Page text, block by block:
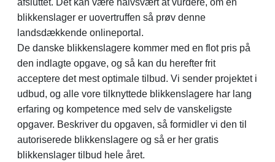
blikkenslager er uovertruffen så prøv denne
landsdækkende onlineportal.
De danske blikkenslagere kommer med en flot pris på
den indlagte opgave, og så kan du herefter frit
acceptere det mest optimale tilbud. Vi sender projektet i
udbud, og alle vore tilknyttede blikkenslagere har lang
erfaring og kompetence med selv de vanskeligste
opgaver. Beskriver du opgaven, så formidler vi den til
autoriserede blikkenslagere og så er her gratis
blikkenslager tilbud hele året.